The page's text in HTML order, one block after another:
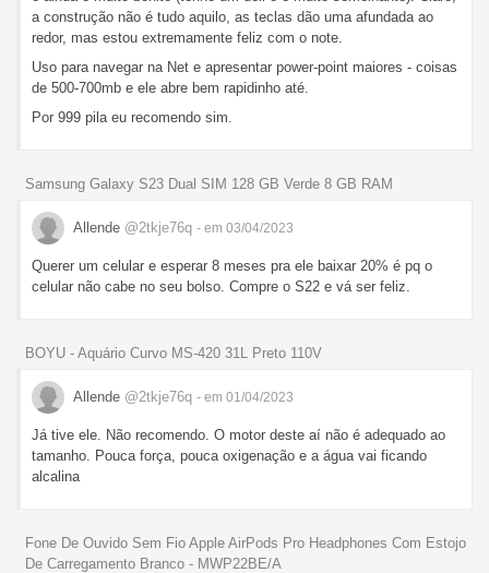
a construção não é tudo aquilo, as teclas dão uma afundada ao
redor, mas estou extremamente feliz com o note.
Uso para navegar na Net e apresentar power-point maiores - coisas
de 500-700mb e ele abre bem rapidinho até.
Por 999 pila eu recomendo sim.
Samsung Galaxy S23 Dual SIM 128 GB Verde 8 GB RAM
Allende @2tkje76q - em 03/04/2023
Querer um celular e esperar 8 meses pra ele baixar 20% é pq o
celular não cabe no seu bolso. Compre o S22 e vá ser feliz.
BOYU - Aquário Curvo MS-420 31L Preto 110V
Allende @2tkje76q - em 01/04/2023
Já tive ele. Não recomendo. O motor deste aí não é adequado ao
tamanho. Pouca força, pouca oxigenação e a água vai ficando
alcalina
Fone De Ouvido Sem Fio Apple AirPods Pro Headphones Com Estojo
De Carregamento Branco - MWP22BE/A